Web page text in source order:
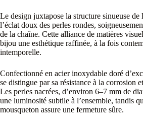
Le design juxtapose la structure sinueuse de
l’éclat doux des perles rondes,
de la chaîne. Cette alliance de matières
bijou une esthétique raffinée, à la fois
intemporelle.
Confectionné en acier inoxydable doré
se distingue par sa résistance à la corrosion
Les perles nacrées, d’environ 6–7 mm de
une luminosité subtile à l’ensemble, tandis
mousqueton assure une fermeture sûre.